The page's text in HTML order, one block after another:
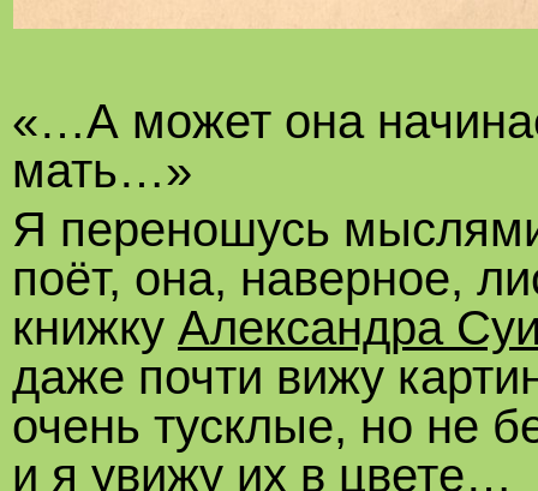
«…А может она
мать…»
Я переношусь
поёт, она, наверное,
книжку Александра
даже почти вижу
очень тусклые, но не
и я увижу их в цвете…